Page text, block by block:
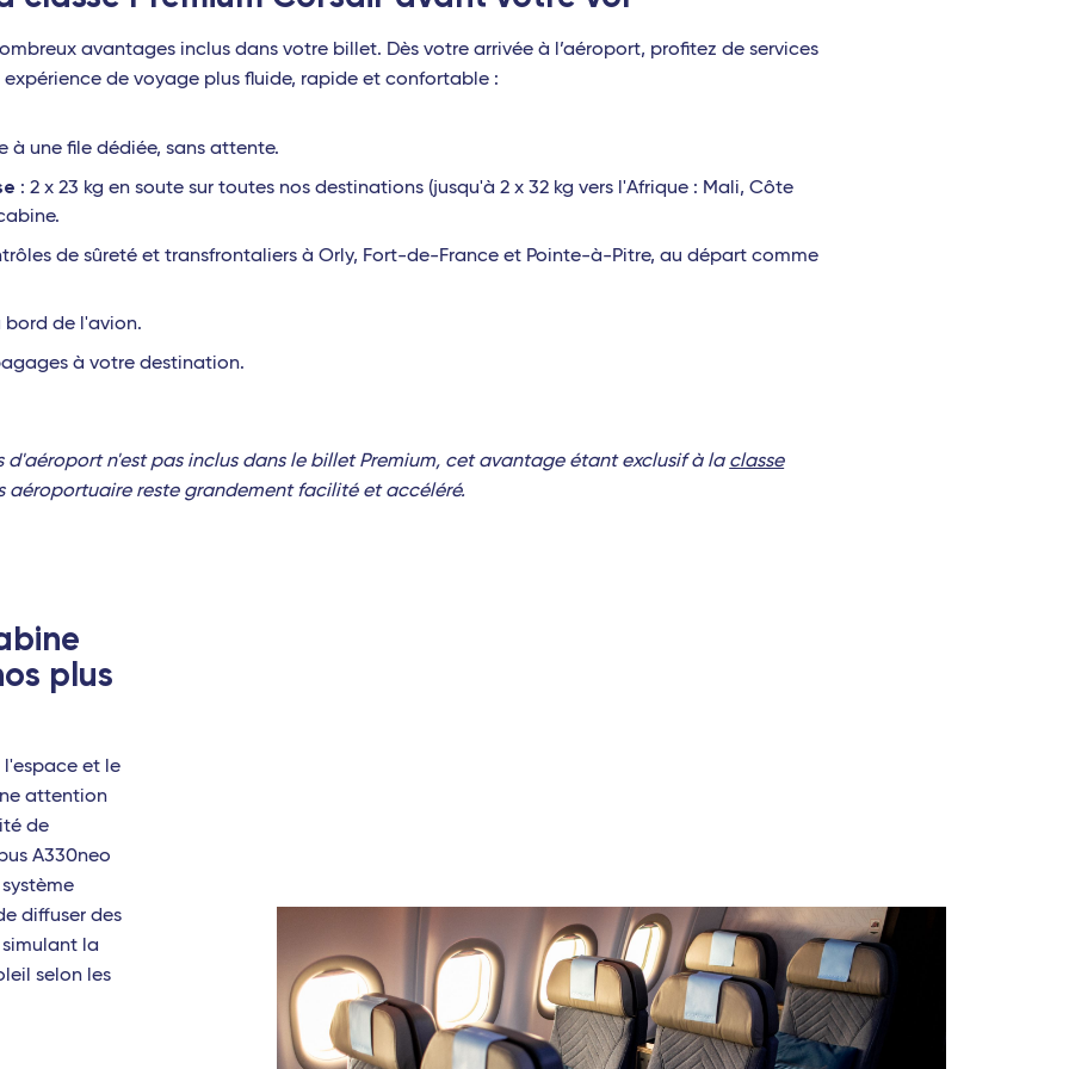
avantages inclus dans votre billet. Dès votre arrivée à l’aéroport, profitez de services
de voyage plus fluide, rapide et confortable :
à une file dédiée, sans attente.
: 2 x 23 kg en soute sur toutes nos destinations (jusqu'à 2 x 32 kg vers l'Afrique : Mali, Côte
de sûreté et transfrontaliers à Orly, Fort-de-France et Pointe-à-Pitre, au départ comme
de l'avion.
à votre destination.
d'aéroport n'est pas inclus dans le billet Premium, cet avantage étant exclusif à la classe
aéroportuaire reste grandement facilité et accéléré.
plus
l'espace et le
attention
de
A330neo
diffuser des
la
selon les